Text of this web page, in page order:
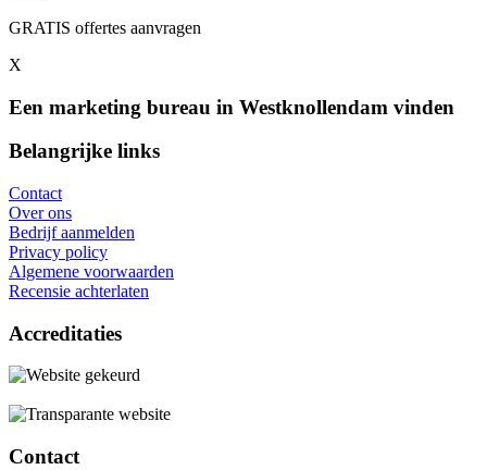
GRATIS offertes aanvragen
X
Een marketing bureau in Westknollendam vinden
Belangrijke links
Contact
Over ons
Bedrijf aanmelden
Privacy policy
Algemene voorwaarden
Recensie achterlaten
Accreditaties
Contact